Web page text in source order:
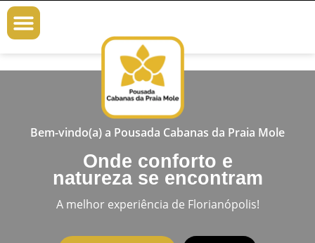
Menu
Bem-vindo(a) a Pousada Cabanas da Praia Mole
Onde conforto e
natureza se encontram
A melhor experiência de Florianópolis!